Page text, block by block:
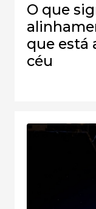
O que
que está
céu